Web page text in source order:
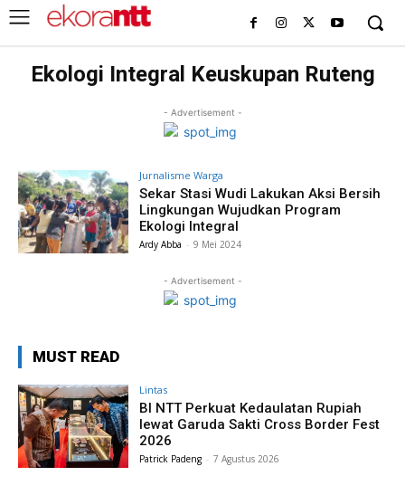
Ekologi Integral Keuskupan Ruteng
- Advertisement -
Jurnalisme Warga
Sekar Stasi Wudi Lakukan Aksi Bersih
Lingkungan Wujudkan Program
Ekologi Integral
Ardy Abba - 9 Mei 2024
- Advertisement -
MUST READ
Lintas
BI NTT Perkuat Kedaulatan Rupiah
lewat Garuda Sakti Cross Border Fest
2026
Patrick Padeng - 7 Agustus 2026